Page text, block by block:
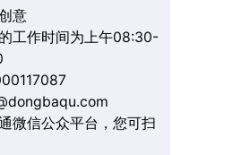
意
工作时间为上午08:30-
微信公众平台，您可扫